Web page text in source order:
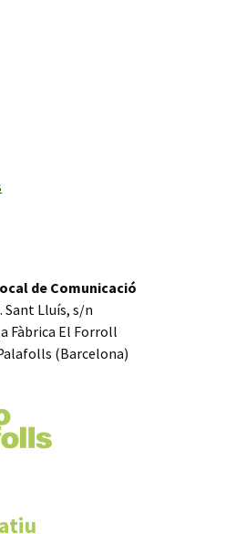
de Comunicació
Sant Lluís, s/n
Fàbrica El Forroll
(Barcelona)